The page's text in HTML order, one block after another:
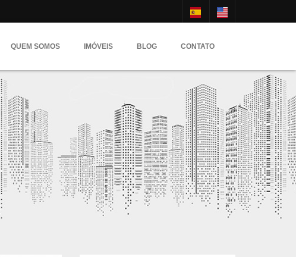
QUEM SOMOS IMÓVEIS BLOG CONTATO